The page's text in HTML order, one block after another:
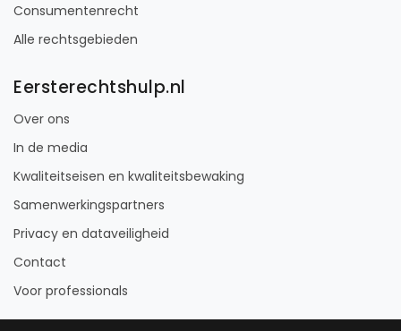
Consumentenrecht
Alle rechtsgebieden
Eersterechtshulp.nl
Over ons
In de media
Kwaliteitseisen en kwaliteitsbewaking
Samenwerkingspartners
Privacy en dataveiligheid
Contact
Voor professionals